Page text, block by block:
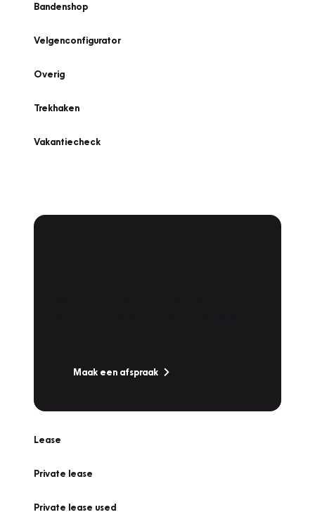
Bandenshop
Velgenconfigurator
Overig
Trekhaken
Vakantiecheck
Maak een afspraak
Lease
Private lease
Private lease used